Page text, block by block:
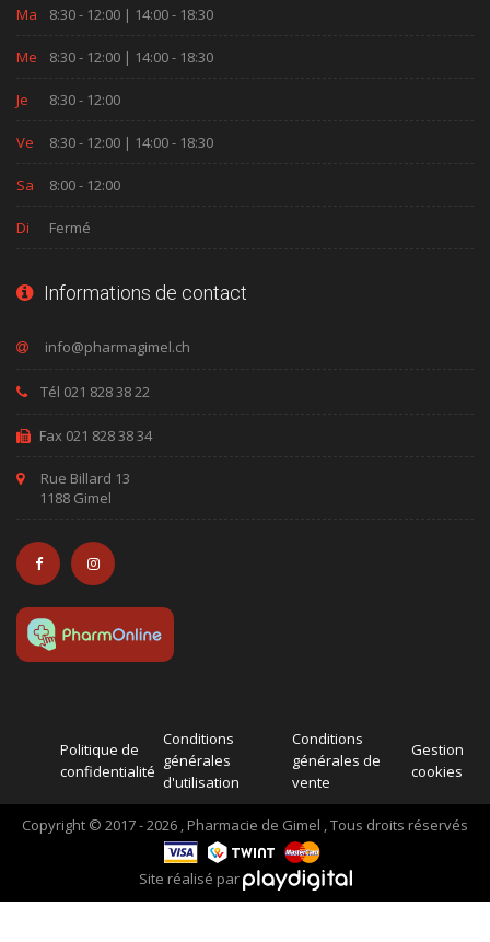
Ma 8:30 - 12:00 | 14:00 - 18:30
Me 8:30 - 12:00 | 14:00 - 18:30
Je 8:30 - 12:00
Ve 8:30 - 12:00 | 14:00 - 18:30
Sa 8:00 - 12:00
Di Fermé
Informations de contact
Tél 021 828 38 22
Fax 021 828 38 34
Rue Billard 13
1188 Gimel
Politique de
confidentialité
Conditions
générales
d'utilisation
Conditions
générales de
vente
Gestion
cookies
Copyright © 2017 - 2026 , Pharmacie de Gimel , Tous droits réservés
Site réalisé par